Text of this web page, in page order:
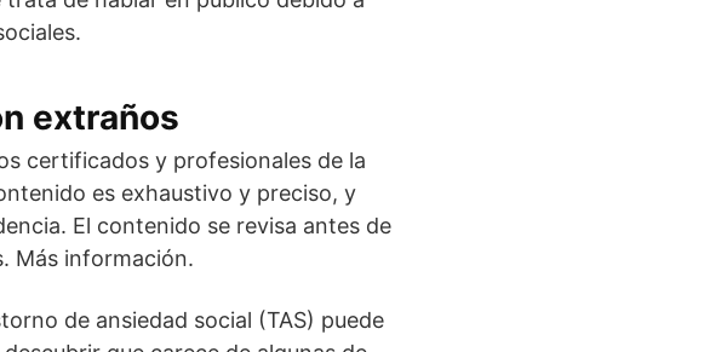
extraños
certificados y profesionales de la
es exhaustivo y preciso, y
El contenido se revisa antes de
Más información.
de ansiedad social (TAS) puede